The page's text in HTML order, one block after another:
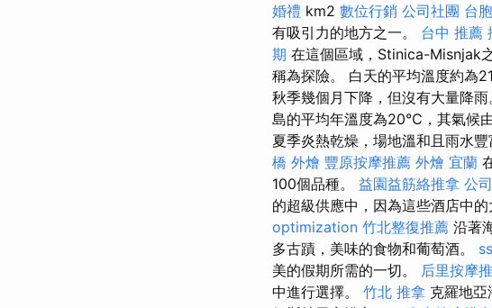
婚禮 km2 數位行銷 公司社團 台
有吸引力的地方之一。 台中 推薦
期 在這個區域，Stinica-Misnjak
稱為探險。 白天的平均溫度約為
秋季幾個月下降，但沒有大量降雨
島的平均年溫度為20℃，其氣候
夏季炎熱乾燥，場地溫和且雨水豐
橋 外燴 豐原按摩推薦 外燴 宜蘭
100個品種。 益園益筋絡推拿 公
的超級供應中，因為這些酒店中
optimization 竹北整復推薦 沿著
多古蹟，美味的食物和葡萄酒。
美的假期所需的一切。 后里按摩
中進行選擇。 竹北 推拿 克羅地